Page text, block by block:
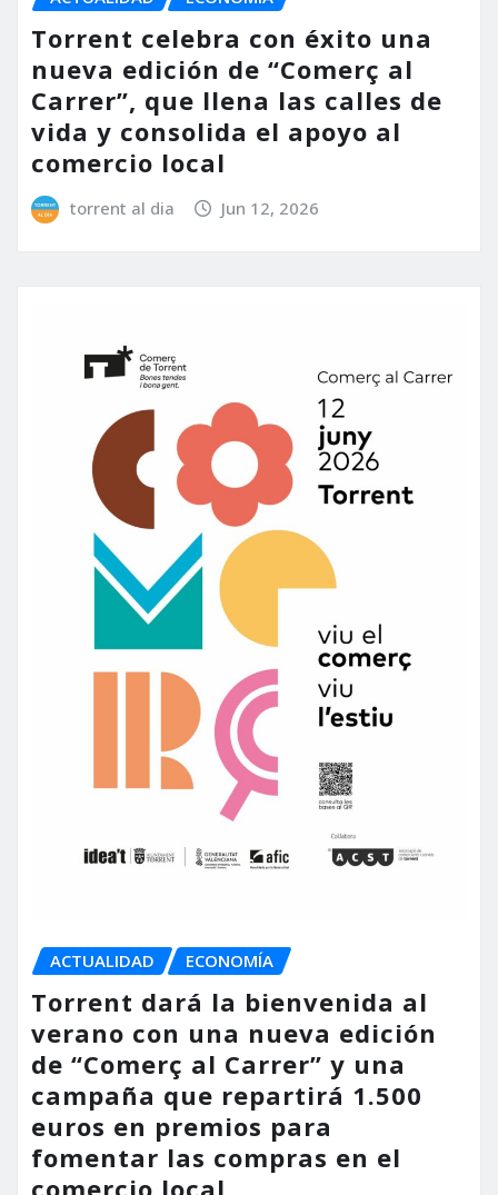
Torrent celebra con éxito una
nueva edición de “Comerç al
Carrer”, que llena las calles de
vida y consolida el apoyo al
comercio local
torrent al dia Jun 12, 2026
ACTUALIDAD ECONOMÍA
Torrent dará la bienvenida al
verano con una nueva edición
de “Comerç al Carrer” y una
campaña que repartirá 1.500
euros en premios para
fomentar las compras en el
comercio local